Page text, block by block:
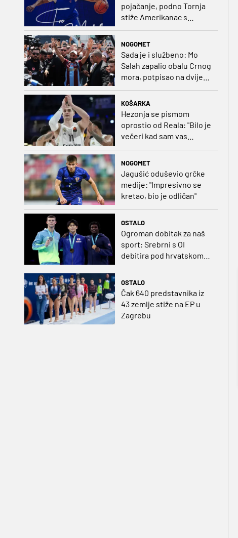
pojačanje, podno Tornja
stiže Amerikanac s
naslovom iz EuroCupa
NOGOMET
Sada je i službeno: Mo
Salah zapalio obalu Crnog
mora, potpisao na dvije
KOŠARKA
Hezonja se pismom
oprostio od Reala: "Bilo je
večeri kad sam vas
NOGOMET
Jagušić oduševio grčke
medije: "Impresivno se
kretao, bio je odličan"
OSTALO
Ogroman dobitak za naš
sport: Srebrni s OI
debitira pod hrvatskom
OSTALO
Čak 640 predstavnika iz
43 zemlje stiže na EP u
Zagrebu